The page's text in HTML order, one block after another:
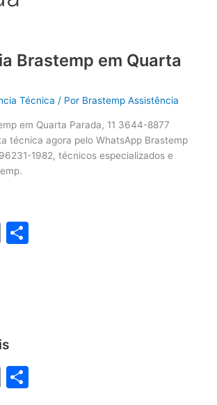
Brastemp em Quarta
Técnica / Por Brastemp Assistência
em Quarta Parada, 11 3644-8877
técnica agora pelo WhatsApp Brastemp
1982, técnicos especializados e
E
E